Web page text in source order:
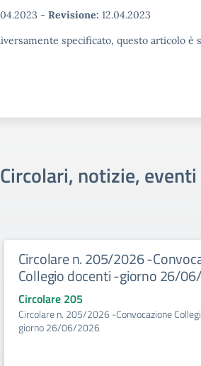
- Revisione: 12.04.2023
specificato, questo articolo
Circolari, notizie,
Circolare n. 205/2026 -
Collegio docenti -giorno 26/
Circolare 205
Circolare n. 205/2026 -Convocazione
giorno 26/06/2026